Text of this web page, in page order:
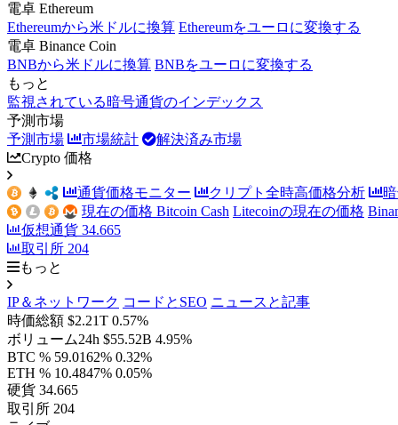
電卓 Ethereum
Ethereumから米ドルに換算 Ethereumをユーロに変換する
電卓 Binance Coin
BNBから米ドルに換算 BNBをユーロに変換する
もっと
監視されている暗号通貨のインデックス
予測市場
予測市場
市場統計
解決済み市場
Crypto 価格
通貨価格モニター クリプト全時高価格分析
現在の価格 Bitcoin Cash Litecoinの現在の価格
仮想通貨 34.665
取引所 204
もっと
IP＆ネットワーク コードとSEO ニュースと記事
時価総額 $2.21T 0.57%
ボリューム24h $55.52B 4.95%
BTC % 59.0162% 0.32%
ETH % 10.4847% 0.05%
硬貨 34.665
取引所 204